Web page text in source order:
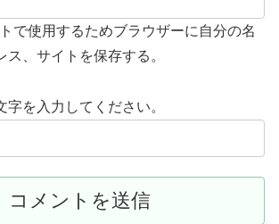
で使用するためブラウザーに自分の名
、サイトを保存する。
字を入力してください。